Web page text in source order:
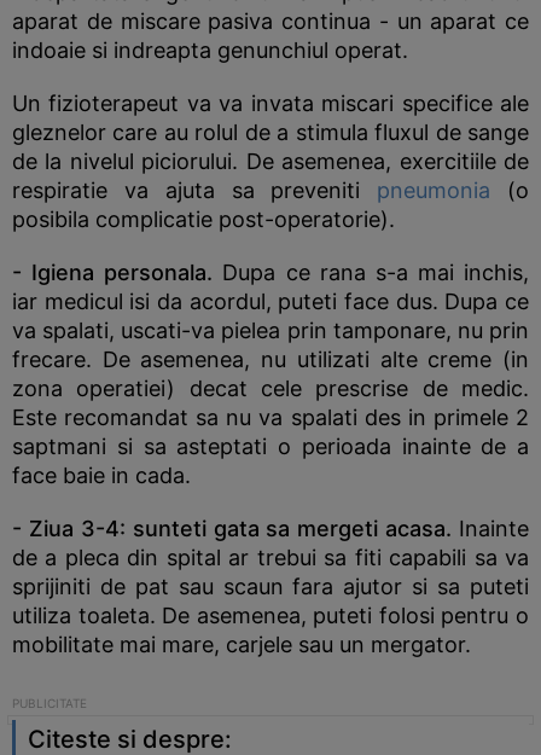
aparat de miscare pasiva continua - un aparat ce
indoaie si indreapta genunchiul operat.
Un fizioterapeut va va invata miscari specifice ale
gleznelor care au rolul de a stimula fluxul de sange
de la nivelul piciorului. De asemenea, exercitiile de
respiratie va ajuta sa preveniti pneumonia (o
posibila complicatie post-operatorie).
- Igiena personala. Dupa ce rana s-a mai inchis,
iar medicul isi da acordul, puteti face dus. Dupa ce
va spalati, uscati-va pielea prin tamponare, nu prin
frecare. De asemenea, nu utilizati alte creme (in
zona operatiei) decat cele prescrise de medic.
Este recomandat sa nu va spalati des in primele 2
saptmani si sa asteptati o perioada inainte de a
face baie in cada.
- Ziua 3-4: sunteti gata sa mergeti acasa. Inainte
de a pleca din spital ar trebui sa fiti capabili sa va
sprijiniti de pat sau scaun fara ajutor si sa puteti
utiliza toaleta. De asemenea, puteti folosi pentru o
mobilitate mai mare, carjele sau un mergator.
Citeste si despre: